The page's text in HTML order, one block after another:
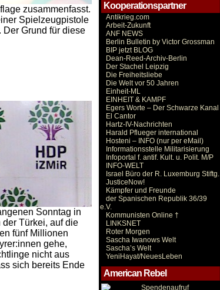
zusammenfasst.
Spielzeugpistole
Der Grund für diese
Sonntag in
der Türkei, auf die
fünf Millionen
gehe,
nicht aus
sich bereits Ende
Kooperationspartner
Antikrieg.com
Arbeit-Zukunft
ANF NEWS
Berlin Bulletin by Victor Grossman
BIP jetzt BLOG
Dean-Reed-Archiv-Berlin
Der Stachel Leipzig
Die Freiheitsliebe
Die Welt vor 50 Jahren
Einheit-ML
EINHEIT & KAMPF
Egers Worte – Der Schwarze Kanal
El Cantor
Hartz-IV-Nachrichten
Harald Pflueger international
Hosteni – INFO (nur per eMail)
Informationsstelle Militarisierung
Infoportal f. antif. Kult. u. Polit. M/P
INFO-WELT
Israel Büro der R. Luxemburg Stiftg.
JusticeNow!
Kämpfer und Freunde
der Spanischen Republik 36/39
e.V.
Kommunisten Online †
LINKSNET
Roter Morgen
Sascha Iwanows Welt
Sascha’s Welt
YeniHayat/NeuesLeben
American Rebel